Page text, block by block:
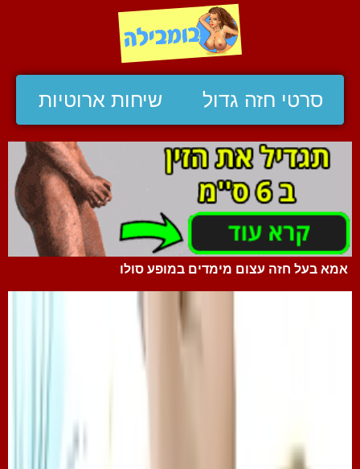
סרטי חזה גדול שיחות ארוטיות
אמא בעל חזה עצום מימדים במופע סולו